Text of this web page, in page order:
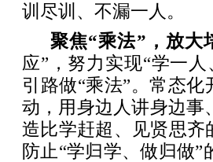
训尽训、不漏一人。
聚焦“乘法”，放大
应”，努力实现“学一
引路做“乘法”。常态
动，用身边人讲身边事
造比学赶超、见贤思齐
防止“学归学、做归做